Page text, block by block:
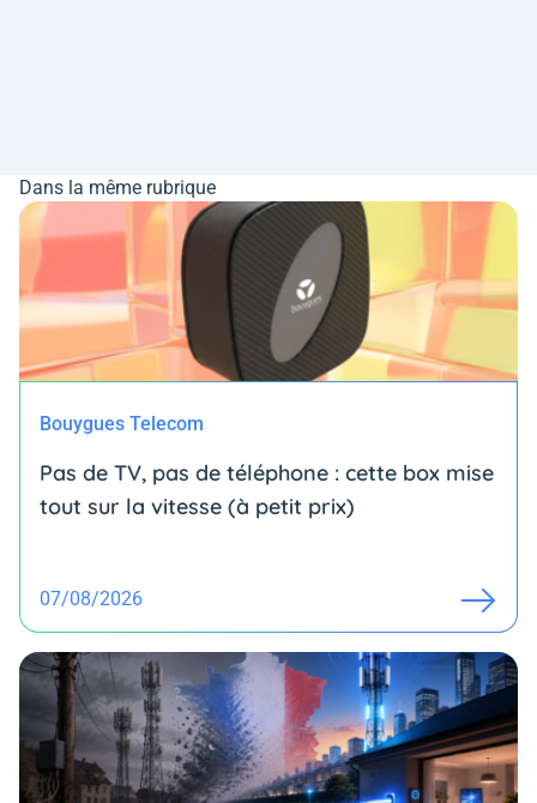
Dans la même rubrique
Bouygues Telecom
Pas de TV, pas de téléphone : cette box mise
tout sur la vitesse (à petit prix)
07/08/2026